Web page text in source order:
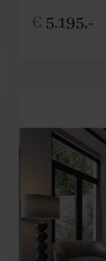
€ 5.195,-